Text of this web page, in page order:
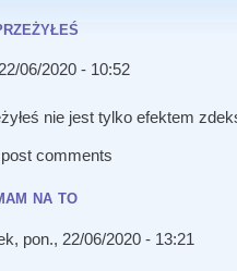
06/2020 - 10:52
nie jest tylko efektem
comments
na to
, pon., 22/06/2020 - 13:21